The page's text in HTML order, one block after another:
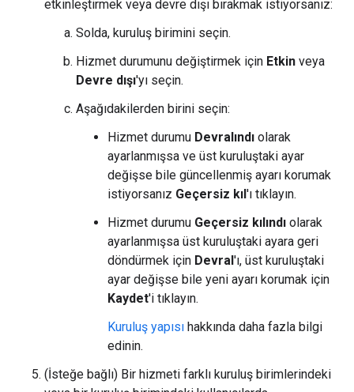
etkinleştirmek veya devre dışı bırakmak istiyorsanız:
Solda, kuruluş birimini seçin.
Hizmet durumunu değiştirmek için Etkin veya
Devre dışı'yı seçin.
Aşağıdakilerden birini seçin:
Hizmet durumu Devralındı olarak
ayarlanmışsa ve üst kuruluştaki ayar
değişse bile güncellenmiş ayarı korumak
istiyorsanız Geçersiz kıl'ı tıklayın.
Hizmet durumu Geçersiz kılındı olarak
ayarlanmışsa üst kuruluştaki ayara geri
döndürmek için Devral'ı, üst kuruluştaki
ayar değişse bile yeni ayarı korumak için
Kaydet'i tıklayın.
Kuruluş yapısı hakkında daha fazla bilgi
edinin.
(İsteğe bağlı) Bir hizmeti farklı kuruluş birimlerindeki